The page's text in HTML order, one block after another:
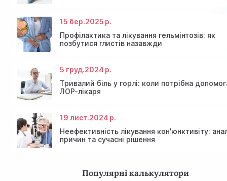
15 бер.2025 р.
Профілактика та лікування гельмінтозів: як
позбутися глистів назавжди
5 груд.2024 р.
Тривалий біль у горлі: коли потрібна
ЛОР-лікаря
19 лист.2024 р.
Неефективність лікування кон'юнктивіту:
причин та сучасні рішення
Популярні калькулятори